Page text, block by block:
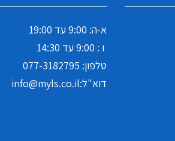
א-ה: 9:00 עד 19:00
ו : 9:00 עד 14:30
טלפון: 077-3182795
דוא"ל:info@myls.co.il